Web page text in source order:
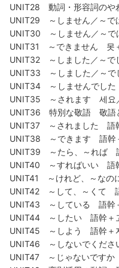
UNIT28 動詞・形容詞の
UNIT29 ～しません／～
UNIT30 ～しません／～
UNIT31 ～できません 못
UNIT32 ～しました／～
UNIT33 ～しました／～
UNIT34 ～しませんでし
UNIT35 ～されます 세요
UNIT36 特別な敬語 敬語
UNIT37 ～されました 語
UNIT38 ～できます 語幹
UNIT39 ～たら、～れば
UNIT40 ～すればいい 語
UNIT41 ～けれど、～なの
UNIT42 ～して、～くて
UNIT43 ～している 語幹
UNIT44 ～したい 語幹＋
UNIT45 ～しよう 語幹＋
UNIT46 ～しないでくださ
UNIT47 ～じゃないですか